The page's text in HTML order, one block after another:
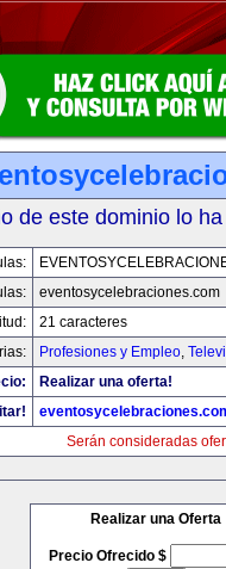
de este dominio lo
eventosycelebraciones.com
21 caracteres
Profesiones y Empleo,
Realizar una oferta!
Serán consideradas
Realizar una Oferta
Precio Ofrecido $